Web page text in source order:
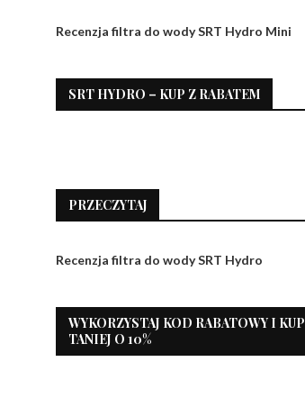
Recenzja filtra do wody SRT Hydro Mini
SRT HYDRO – KUP Z RABATEM
PRZECZYTAJ
Recenzja filtra do wody SRT Hydro
WYKORZYSTAJ KOD RABATOWY I KUP
TANIEJ O 10%